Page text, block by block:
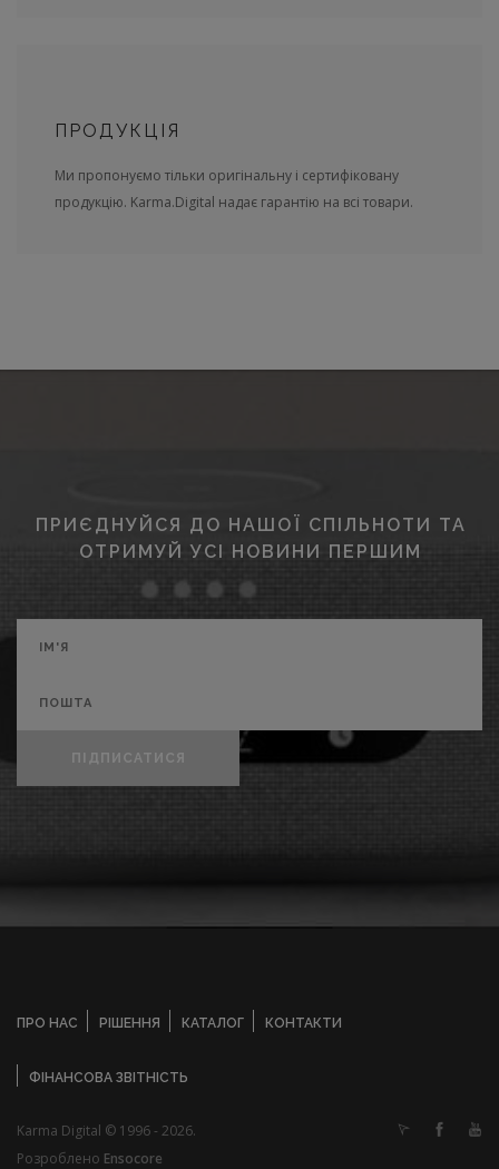
ПРОДУКЦІЯ
Ми пропонуємо тільки оригінальну і сертифіковану
продукцію. Karma.Digital надає гарантію на всі товари.
ПРИЄДНУЙСЯ ДО НАШОЇ СПІЛЬНОТИ ТА
ОТРИМУЙ УСІ НОВИНИ ПЕРШИМ
ПІДПИСАТИСЯ
ПРО НАС РІШЕННЯ КАТАЛОГ КОНТАКТИ
ФІНАНСОВА ЗВІТНІСТЬ
Karma Digital © 1996 - 2026.
Розроблено Ensocore